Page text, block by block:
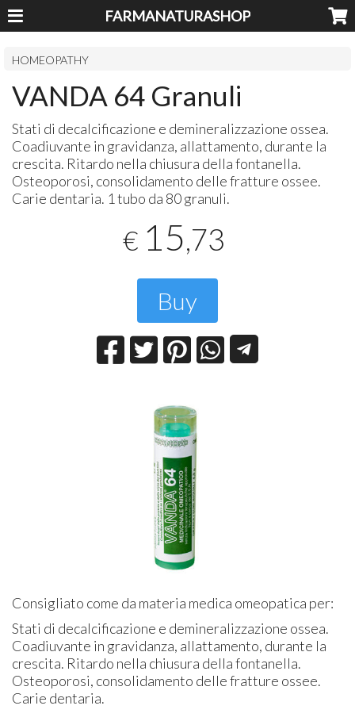
FARMANATURASHOP
HOMEOPATHY
VANDA 64 Granuli
Stati di decalcificazione e demineralizzazione ossea.
Coadiuvante in gravidanza, allattamento, durante la
crescita. Ritardo nella chiusura della fontanella.
Osteoporosi, consolidamento delle fratture ossee.
Carie dentaria. 1 tubo da 80 granuli.
€ 15,73
Buy
Consigliato come da materia medica omeopatica per:
Stati di decalcificazione e demineralizzazione ossea.
Coadiuvante in gravidanza, allattamento, durante la
crescita. Ritardo nella chiusura della fontanella.
Osteoporosi, consolidamento delle fratture ossee.
Carie dentaria.